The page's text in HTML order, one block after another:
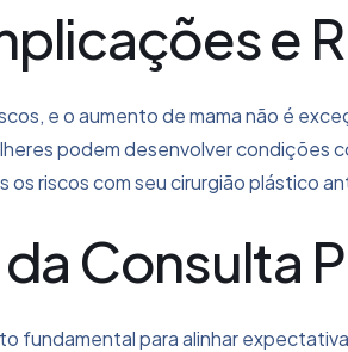
e
e o aumento de mama não é
podem desenvolver condições
riscos com seu cirurgião plástico
Consulta
fundamental para alinhar